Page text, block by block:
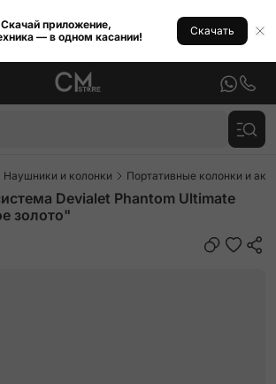
Скачай приложение,
— в одном касании!
Скачать
Наушники и колонки Портативные колонки и
Devialet Phantom Ultimate
золото"